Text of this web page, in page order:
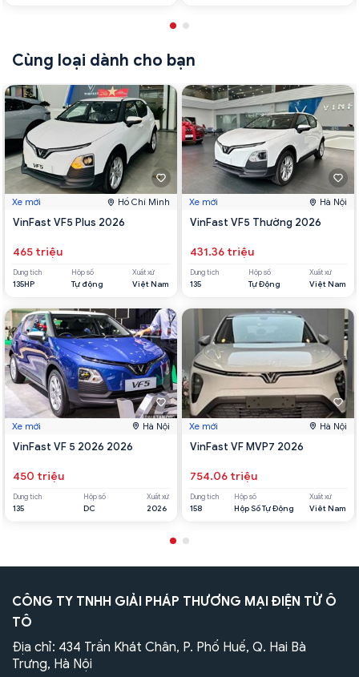
Cùng loại dành cho bạn
Xe mới Hồ Chí Minh
VinFast VF5 Plus 2026
465 triệu
Dung tích
135HP
Hộp số
Tự động
Xuất xứ
Việt Nam
Xe mới Hà Nội
VinFast VF 5 2026 2026
450 triệu
Dung tích
135
Hộp số
DC
Xuất xứ
2026
Xe mới Hà Nội
VinFast VF5 Thường 2026
431.36 triệu
Dung tích
135
Hộp số
Tự Động
Xuất xứ
Việt Nam
Xe mới Hà Nội
VinFast VF MVP7 2026
754.06 triệu
Dung tích
158
Hộp số
Hộp Số Tự Động
Xuất xứ
Viêt Nam
CÔNG TY TNHH GIẢI PHÁP THƯƠNG MẠI ĐIỆN TỬ Ô
TÔ
Địa chỉ: 434 Trần Khát Chân, P. Phố Huế, Q. Hai Bà
Trưng, Hà Nội